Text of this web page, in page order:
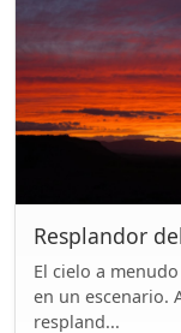
Resplandor
El cielo a
en un escenario.
respland...